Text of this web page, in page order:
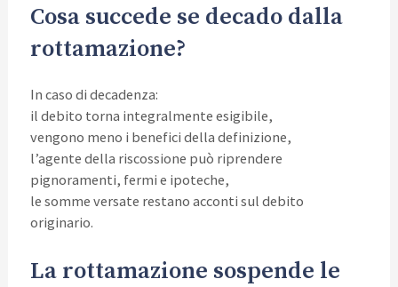
Cosa succede se decado dalla
rottamazione?
In caso di decadenza:
il debito torna integralmente esigibile,
vengono meno i benefici della definizione,
l’agente della riscossione può riprendere
pignoramenti, fermi e ipoteche,
le somme versate restano acconti sul debito
originario.
La rottamazione sospende le